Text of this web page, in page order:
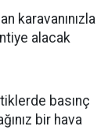
karavanınızla
alacak
basınç
bir hava